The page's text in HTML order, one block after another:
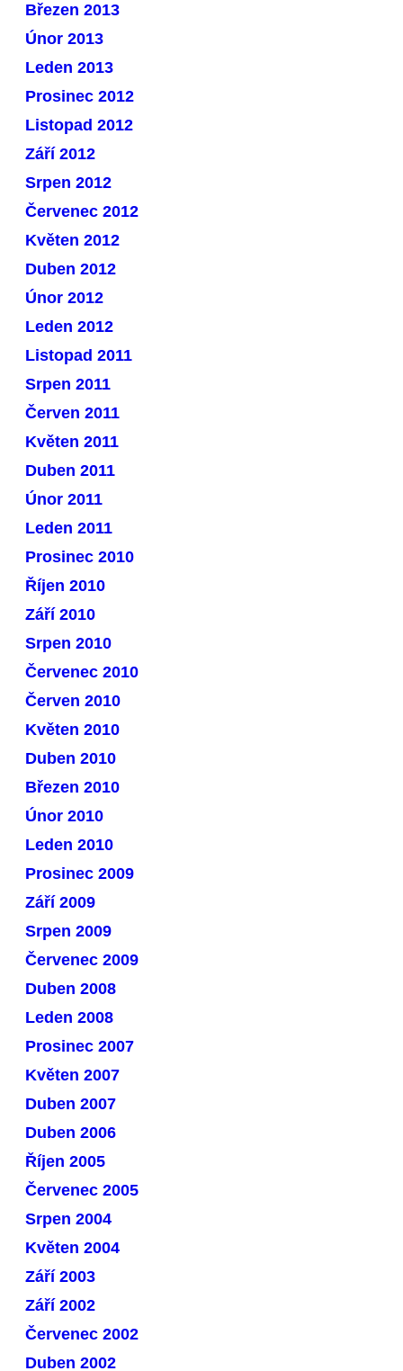
Březen 2013
Únor 2013
Leden 2013
Prosinec 2012
Listopad 2012
Září 2012
Srpen 2012
Červenec 2012
Květen 2012
Duben 2012
Únor 2012
Leden 2012
Listopad 2011
Srpen 2011
Červen 2011
Květen 2011
Duben 2011
Únor 2011
Leden 2011
Prosinec 2010
Říjen 2010
Září 2010
Srpen 2010
Červenec 2010
Červen 2010
Květen 2010
Duben 2010
Březen 2010
Únor 2010
Leden 2010
Prosinec 2009
Září 2009
Srpen 2009
Červenec 2009
Duben 2008
Leden 2008
Prosinec 2007
Květen 2007
Duben 2007
Duben 2006
Říjen 2005
Červenec 2005
Srpen 2004
Květen 2004
Září 2003
Září 2002
Červenec 2002
Duben 2002